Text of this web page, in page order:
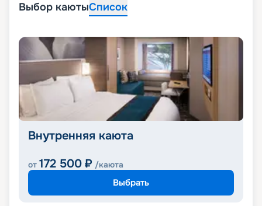
Выбор каютыСписок
Внутренняя каюта
от 172 500 ₽ /каюта
Выбрать